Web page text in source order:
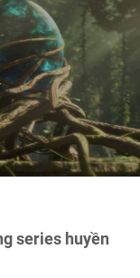
series huyền